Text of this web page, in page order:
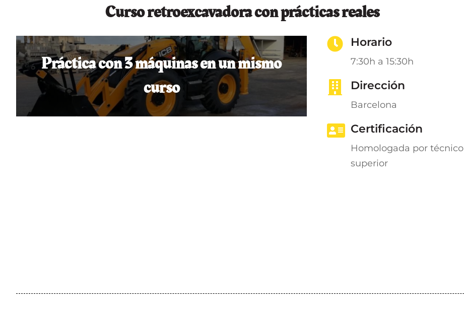
Curso retroexcavadora con prácticas reales
Práctica con 3 máquinas en un mismo
curso
Horario
7:30h a 15:30h
Dirección
Barcelona
Certificación
Homologada por técnico
superior